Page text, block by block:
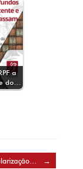
a
do…
→